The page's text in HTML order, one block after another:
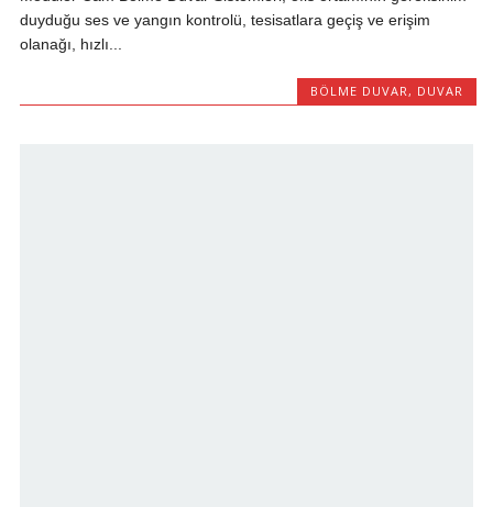
duyduğu ses ve yangın kontrolü, tesisatlara geçiş ve erişim
olanağı, hızlı...
BÖLME DUVAR , DUVAR